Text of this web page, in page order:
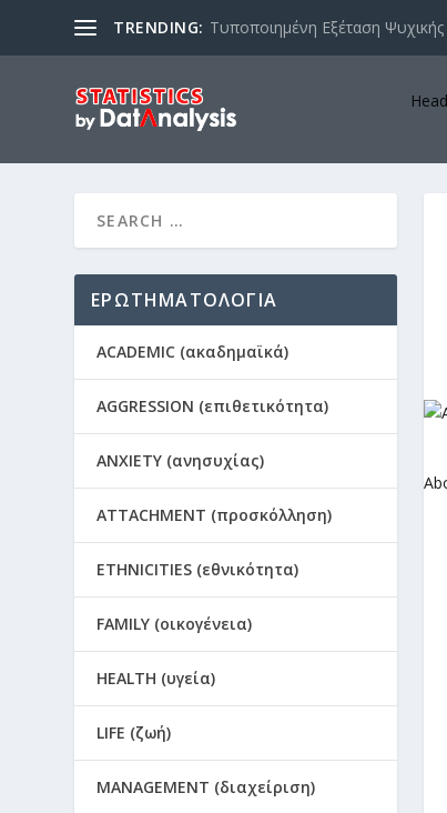
TRENDING: Τυποποιημένη Εξέταση
ΕΡΩΤΗΜΑΤΟΛΟΓΙΑ
ACADEMIC (ακαδημαϊκά)
AGGRESSION (επιθετικότητα)
ANXIETY (ανησυχίας)
ATTACHMENT (προσκόλληση)
ETHNICITIES (εθνικότητα)
FAMILY (οικογένεια)
HEALTH (υγεία)
LIFE (ζωή)
MANAGEMENT (διαχείριση)